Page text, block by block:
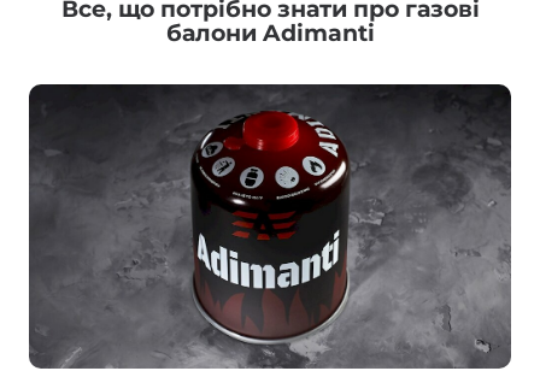
Все, що потрібно знати про газові
балони Adimanti